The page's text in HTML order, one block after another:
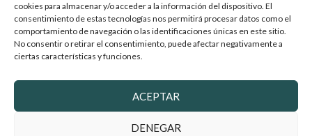
cookies para almacenar y/o acceder a la información del dispositivo. El
consentimiento de estas tecnologías nos permitirá procesar datos como el
comportamiento de navegación o las identificaciones únicas en este sitio.
No consentir o retirar el consentimiento, puede afectar negativamente a
ciertas características y funciones.
ACEPTAR
DENEGAR